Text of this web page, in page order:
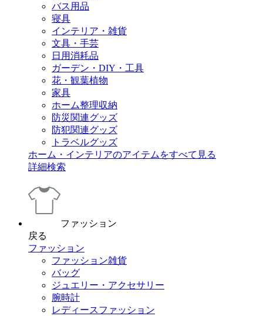
バス用品
寝具
インテリア・雑貨
文具・手芸
日用消耗品
ガーデン・DIY・工具
花・観葉植物
家具
ホーム整理収納
防災関連グッズ
防犯関連グッズ
トラベルグッズ
ホーム・インテリアのアイテムをすべて見る
詳細検索
ファッション
戻る
ファッション
ファッション雑貨
バッグ
ジュエリー・アクセサリー
腕時計
レディースファッション